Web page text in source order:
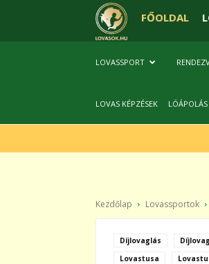
FŐOLDAL
LOVASSPORT
LOVAS KÉPZÉSEK LÓÁPOLÁS
Kezdőlap Lovassportok
Díjlovaglás
Lovastusa